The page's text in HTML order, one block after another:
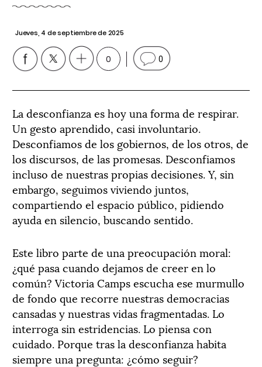
Jueves, 4 de septiembre de 2025
0 0
La desconfianza es hoy una forma de respirar.
Un gesto aprendido, casi involuntario.
Desconfiamos de los gobiernos, de los otros, de
los discursos, de las promesas. Desconfiamos
incluso de nuestras propias decisiones. Y, sin
embargo, seguimos viviendo juntos,
compartiendo el espacio público, pidiendo
ayuda en silencio, buscando sentido.
Este libro parte de una preocupación moral:
¿qué pasa cuando dejamos de creer en lo
común? Victoria Camps escucha ese murmullo
de fondo que recorre nuestras democracias
cansadas y nuestras vidas fragmentadas. Lo
interroga sin estridencias. Lo piensa con
cuidado. Porque tras la desconfianza habita
siempre una pregunta: ¿cómo seguir?